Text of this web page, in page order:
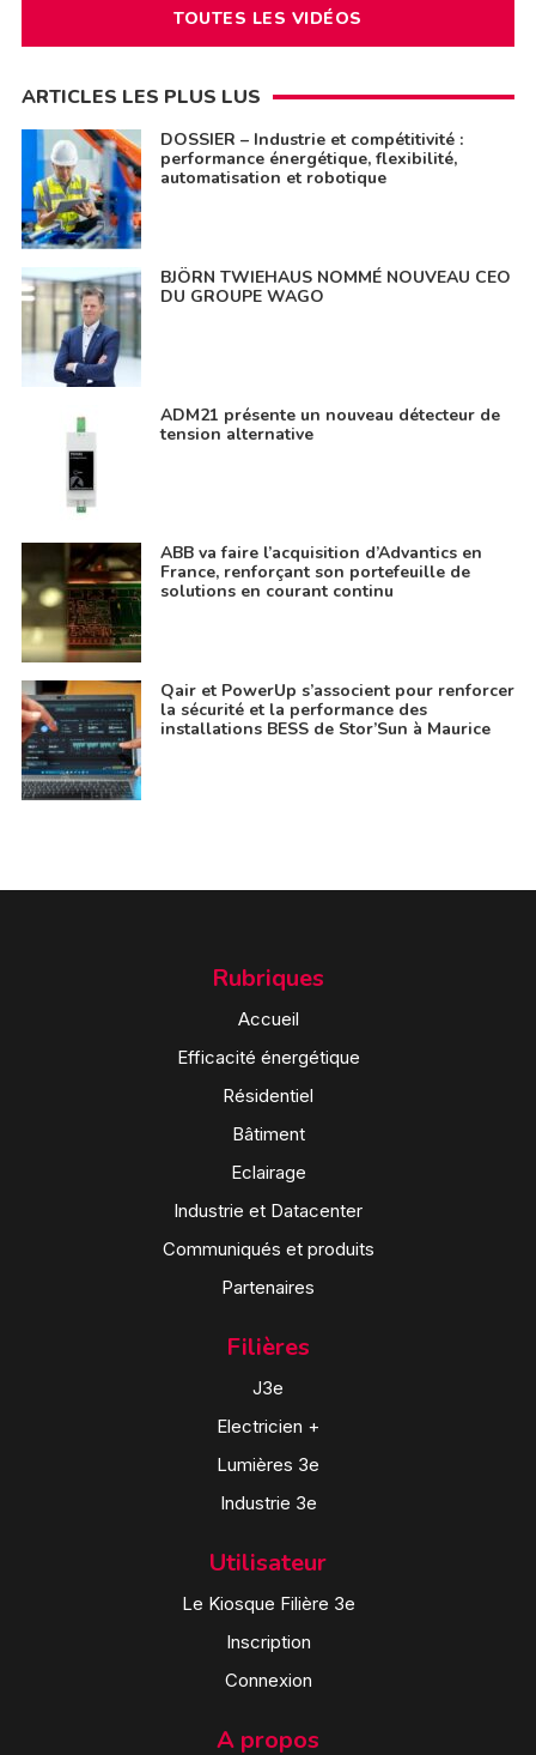
TOUTES LES VIDÉOS
ARTICLES LES PLUS LUS
DOSSIER – Industrie et compétitivité :
performance énergétique, flexibilité,
automatisation et robotique
BJÖRN TWIEHAUS NOMMÉ NOUVEAU CEO
DU GROUPE WAGO
ADM21 présente un nouveau détecteur de
tension alternative
ABB va faire l’acquisition d’Advantics en
France, renforçant son portefeuille de
solutions en courant continu
Qair et PowerUp s’associent pour renforcer
la sécurité et la performance des
installations BESS de Stor’Sun à Maurice
Rubriques
Accueil
Efficacité énergétique
Résidentiel
Bâtiment
Eclairage
Industrie et Datacenter
Communiqués et produits
Partenaires
Filières
J3e
Electricien +
Lumières 3e
Industrie 3e
Utilisateur
Le Kiosque Filière 3e
Inscription
Connexion
A propos